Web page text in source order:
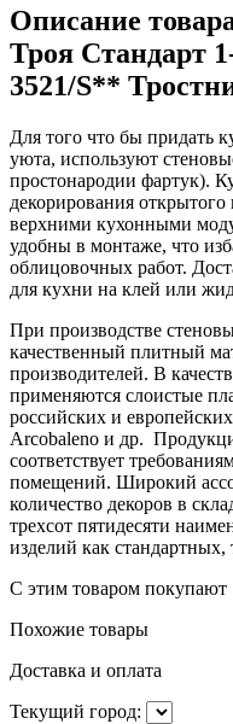
Описание
Троя Стандарт
3521/S**
Для того что бы придать
уюта, используют
простонародии фартук).
декорирования
верхними кухонными
удобны в монтаже, что
облицовочных работ.
для кухни на клей или
При производстве
качественный плитный
производителей. В
применяются слоистые
российских и
Arcobaleno и др.
соответствует
помещений. Широкий
количество декоров в
трехсот пятидесяти
изделий как
С этим товаром покупают
Похожие товары
Доставка и оплата
Текущий город: